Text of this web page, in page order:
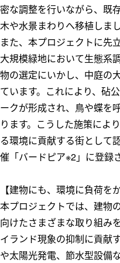
密な調整を行いながら、既
木や水景まわりへ移植しまし
また、本プロジェクトに先
大規模緑地において生態系
物の選定にいかし、中庭の
ています。これにより、砧
ークが形成され、鳥や蝶を
ります。こうした施策によ
る環境に貢献する街として
催「バードピア※2」に登録
【建物にも、環境に負荷を
本プロジェクトでは、建物
向けたさまざまな取り組み
イランド現象の抑制に貢献
や太陽光発電、節水型設備